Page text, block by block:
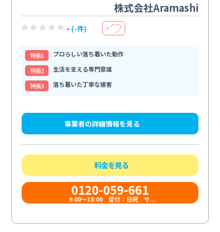
株式会社Aramashi
- (-件) ＋
特⻑1
プロらしい落ち着いた動作
特⻑2
生活を支える専門意識
特⻑3
落ち着いた丁寧な接客
事業者の詳細情報を見る
料金を見る
0120-059-661
9:00〜18:00 受付：日祝 サ...